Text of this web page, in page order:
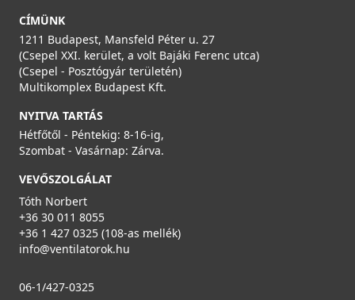
CÍMÜNK
1211 Budapest, Mansfeld Péter u. 27
(Csepel XXI. kerület, a volt Bajáki Ferenc utca)
(Csepel - Posztógyár területén)
Multikomplex Budapest Kft.
NYITVA TARTÁS
Hétfőtől - Péntekig: 8-16-ig,
Szombat - Vasárnap: Zárva.
VEVŐSZOLGÁLAT
Tóth Norbert
+36 30 011 8055
+36 1 427 0325 (108-as mellék)
info@ventilatorok.hu
06-1/427-0325